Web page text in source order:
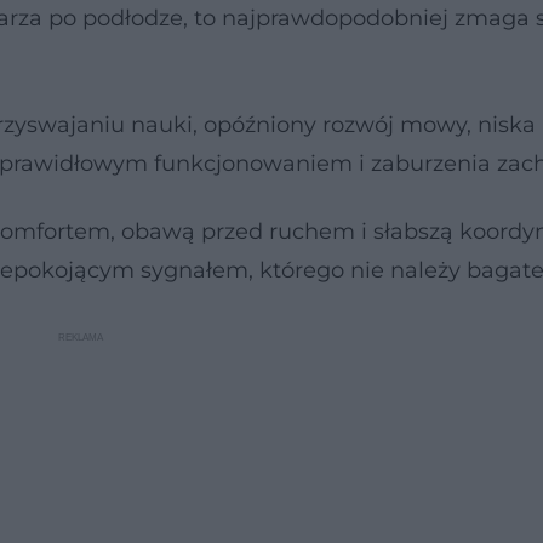
po podłodze, to najprawdopodobniej zmaga
nauki, opóźniony rozwój mowy, niska
funkcjonowaniem i zaburzenia
obawą przed ruchem i słabszą
sygnałem, którego nie należy